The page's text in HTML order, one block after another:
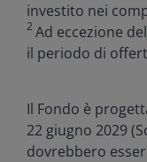
investito nei
2 Ad eccezione
il periodo di
Il Fondo è
22 giugno 2029
dovrebbero